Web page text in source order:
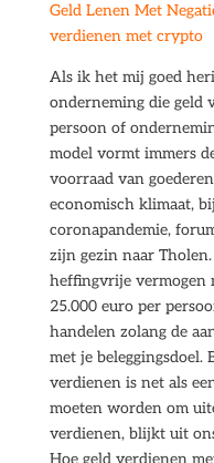
Geld Lenen Met
verdienen met crypto
Als ik het mij goed
onderneming die geld
persoon of
model vormt immers
voorraad van
economisch klimaat,
coronapandemie,
zijn gezin naar
heffingvrije vermogen
25.000 euro per
handelen zolang de
met je beleggingsdoel.
verdienen is net als
moeten worden om
verdienen, blijkt uit
Hoe geld verdienen